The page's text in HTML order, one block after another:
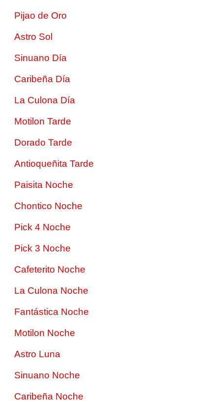
Pijao de Oro
Astro Sol
Sinuano Día
Caribeña Día
La Culona Día
Motilon Tarde
Dorado Tarde
Antioqueñita Tarde
Paisita Noche
Chontico Noche
Pick 4 Noche
Pick 3 Noche
Cafeterito Noche
La Culona Noche
Fantástica Noche
Motilon Noche
Astro Luna
Sinuano Noche
Caribeña Noche